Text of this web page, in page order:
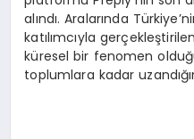
alındı. Aralarında
katılımcıyla
küresel bir fenomen
toplumlara kadar